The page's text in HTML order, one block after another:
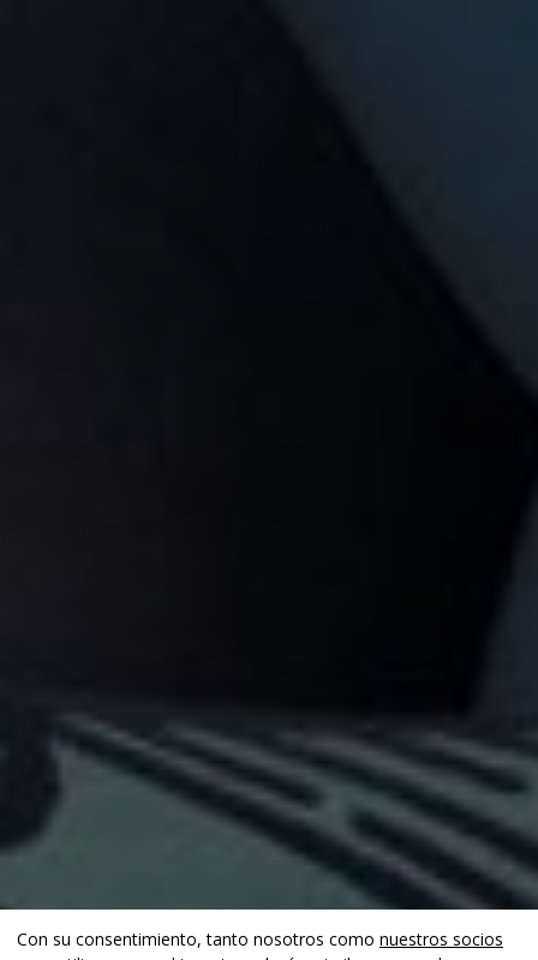
Con su consentimiento, tanto nosotros como nuestros socios